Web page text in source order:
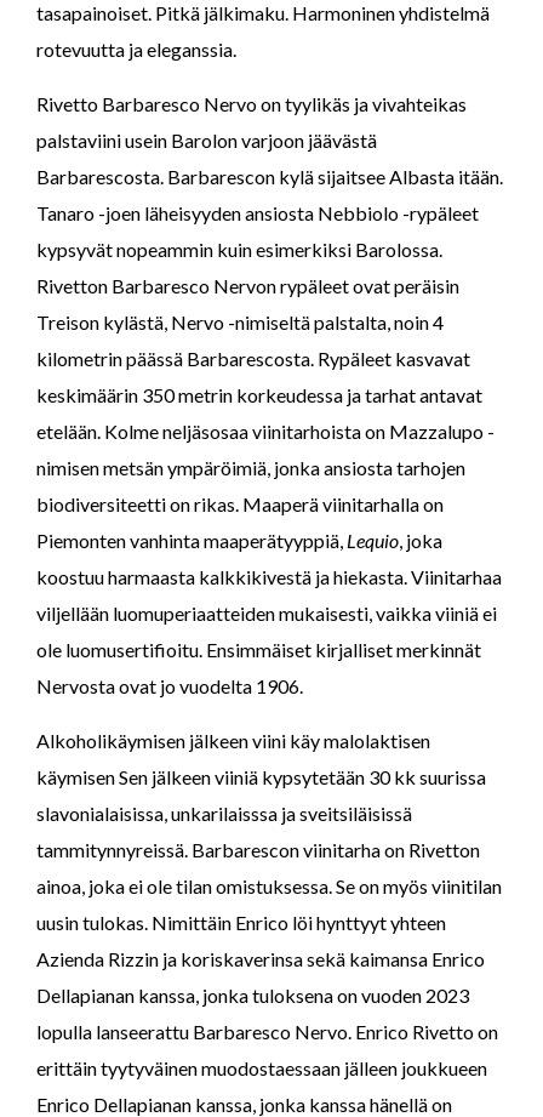
tasapainoiset. Pitkä jälkimaku. Harmoninen yhdistelmä
rotevuutta ja eleganssia.
Rivetto Barbaresco Nervo on tyylikäs ja vivahteikas
palstaviini usein Barolon varjoon jäävästä
Barbarescosta. Barbarescon kylä sijaitsee Albasta itään.
Tanaro -joen läheisyyden ansiosta Nebbiolo -rypäleet
kypsyvät nopeammin kuin esimerkiksi Barolossa.
Rivetton Barbaresco Nervon rypäleet ovat peräisin
Treison kylästä, Nervo -nimiseltä palstalta, noin 4
kilometrin päässä Barbarescosta. Rypäleet kasvavat
keskimäärin 350 metrin korkeudessa ja tarhat antavat
etelään. Kolme neljäsosaa viinitarhoista on Mazzalupo -
nimisen metsän ympäröimiä, jonka ansiosta tarhojen
biodiversiteetti on rikas. Maaperä viinitarhalla on
Piemonten vanhinta maaperätyyppiä, Lequio, joka
koostuu harmaasta kalkkikivestä ja hiekasta. Viinitarhaa
viljellään luomuperiaatteiden mukaisesti, vaikka viiniä ei
ole luomusertifioitu. Ensimmäiset kirjalliset merkinnät
Nervosta ovat jo vuodelta 1906.
Alkoholikäymisen jälkeen viini käy malolaktisen
käymisen Sen jälkeen viiniä kypsytetään 30 kk suurissa
slavonialaisissa, unkarilaisssa ja sveitsiläisissä
tammitynnyreissä. Barbarescon viinitarha on Rivetton
ainoa, joka ei ole tilan omistuksessa. Se on myös viinitilan
uusin tulokas. Nimittäin Enrico löi hynttyyt yhteen
Azienda Rizzin ja koriskaverinsa sekä kaimansa Enrico
Dellapianan kanssa, jonka tuloksena on vuoden 2023
lopulla lanseerattu Barbaresco Nervo. Enrico Rivetto on
erittäin tyytyväinen muodostaessaan jälleen joukkueen
Enrico Dellapianan kanssa, jonka kanssa hänellä on